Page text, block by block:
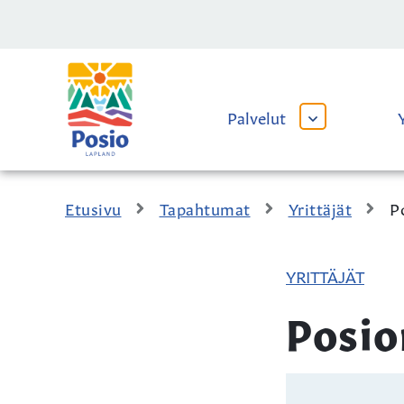
Kaupungin
logo
Palvelut
AVAA
ALAVALIKKO
Etusivu Tapahtumat Yrittäjät
YRITTÄJÄT